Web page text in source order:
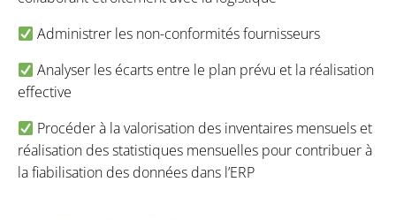
Administrer les non-conformités fournisseurs
Analyser les écarts entre le plan prévu et la réalisation
effective
Procéder à la valorisation des inventaires mensuels et
réalisation des statistiques mensuelles pour contribuer à
la fiabilisation des données dans l’ERP